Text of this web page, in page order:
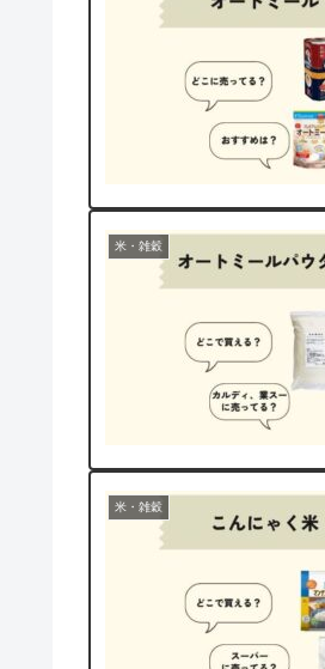
米・雑穀
米・雑穀